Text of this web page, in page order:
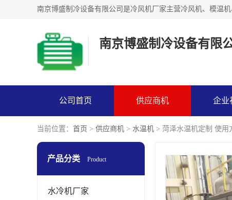
南京博盛制冷设备有限
公司首页 供应商机 企业
当前位置： 首页 > 供应商机 > 水温机 > 菏泽水温机定制 使用
产品分类 Product
水冷机厂家